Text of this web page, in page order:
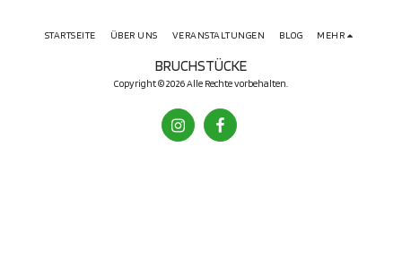
BRUCHSTÜCKE
Copyright © 2026 Alle Rechte vorbehalten.
STARTSEITE ÜBER UNS VERANSTALTUNGEN BLOG MEHR